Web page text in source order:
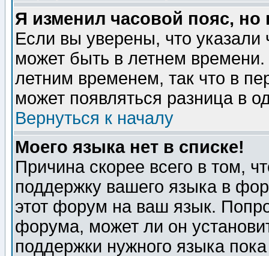
Я изменил часовой пояс,
Если вы уверены, что указали
может быть в летнем
летним временем, так что в
может появляться разница в
Вернуться к началу
Моего языка нет в списке!
Причина скорее всего в том,
поддержку вашего языка в
этот форум на ваш язык.
форума, может ли он
поддержки нужного языка